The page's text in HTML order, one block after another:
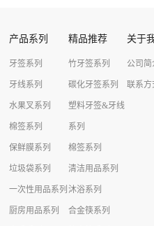
产品系列
牙签系列
牙线系列
水果叉系列
棉签系列
保鲜膜系列
垃圾袋系列
一次性用品系列
厨房用品系列
精品推荐
竹牙签系列
碳化牙签系列
塑料牙签&牙线
系列
棉签系列
清洁用品系列
沐浴系列
合金筷系列
关于
公司简
联系方